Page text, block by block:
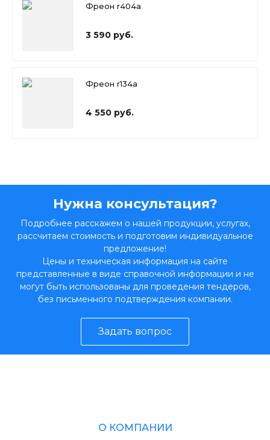
Фреон r404a
3 590 руб.
Фреон r134a
4 550 руб.
Нужна консультация?
Подробнее расскажем о нашей продукции, услугах,
рассчитаем стоимость и подготовим индивидуальное
предложение!
Цены и техническая информация на сайте
представленные в виде справочной информации и не
могут быть использованы для проведения тендеров,
без письменного подтверждения компании.
Задать вопрос
О КОМПАНИИ